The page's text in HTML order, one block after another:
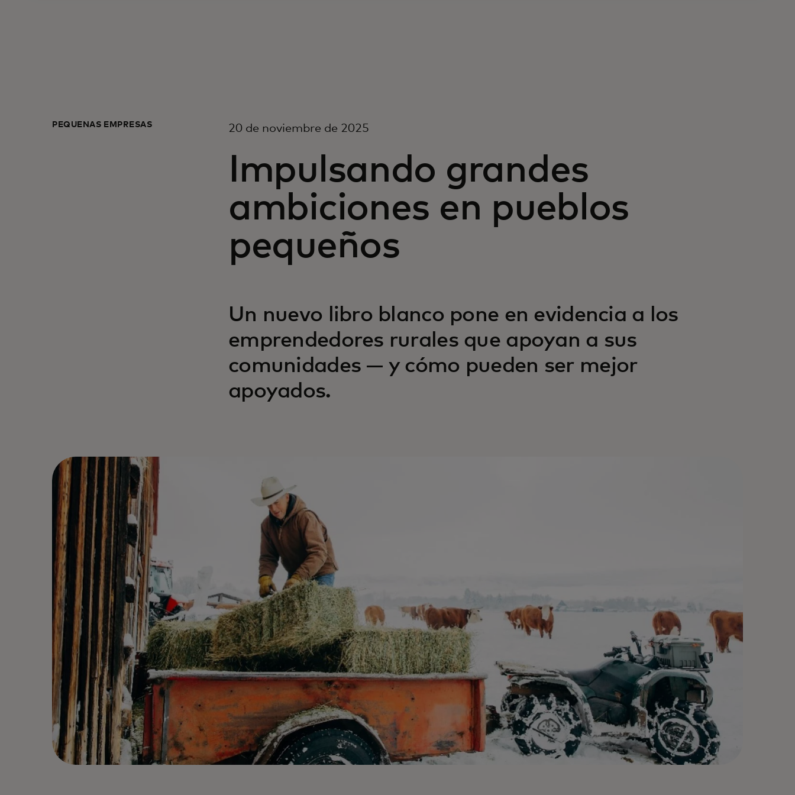
PEQUEÑAS EMPRESAS 20 de noviembre de 2025
Impulsando grandes
ambiciones en pueblos
pequeños
Un nuevo libro blanco pone en evidencia a los
emprendedores rurales que apoyan a sus
comunidades — y cómo pueden ser mejor
apoyados.